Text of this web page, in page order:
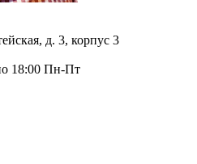
д. 3, корпус 3
18:00 Пн-Пт